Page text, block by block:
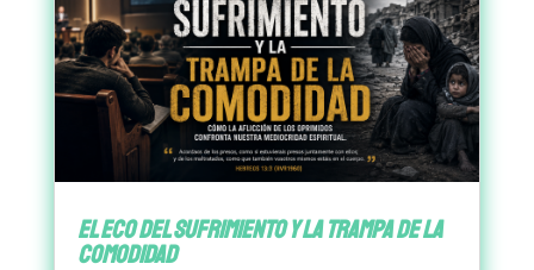
El Eco del Sufrimiento y la Trampa de la
Comodidad